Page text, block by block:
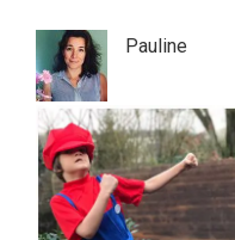
Pauline